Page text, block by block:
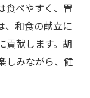
食べやすく、胃
、和食の献立に
貢献します。胡
しみながら、健